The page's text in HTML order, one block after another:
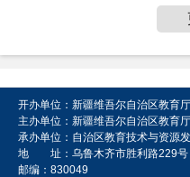
开办单位：新疆维吾尔自治区教育厅
主办单位：新疆维吾尔自治区教育
承办单位：自治区教育技术与资源
地 址：乌鲁木齐市胜利路229号
邮编：830049